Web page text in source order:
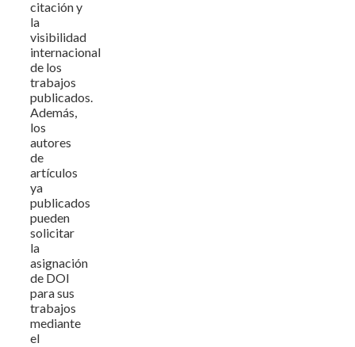
citación y
la
visibilidad
internacional
de los
trabajos
publicados.
Además,
los
autores
de
artículos
ya
publicados
pueden
solicitar
la
asignación
de DOI
para sus
trabajos
mediante
el